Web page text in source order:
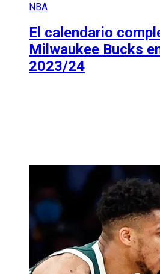
NBA
El calendario
Milwaukee Bucks
2023/24